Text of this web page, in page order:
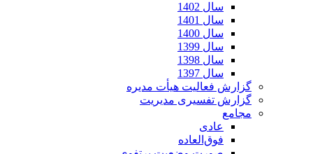
سال 1402
سال 1401
سال 1400
سال 1399
سال 1398
سال 1397
گزارش فعالیت هیأت مدیره
گزارش تفسیری مدیریت
مجامع
عادی
فوق‌العاده